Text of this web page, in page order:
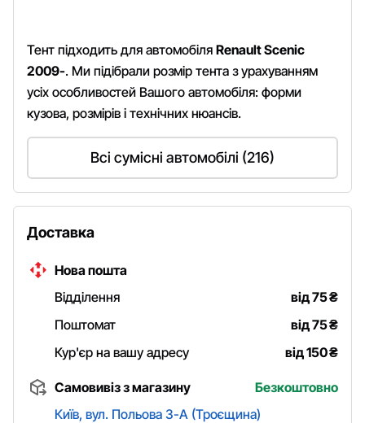
Тент підходить для автомобіля Renault Scenic
2009-. Ми підібрали розмір тента з урахуванням
усіх особливостей Вашого автомобіля: форми
кузова, розмірів і технічних нюансів.
Всі сумісні автомобілі (216)
Доставка
Нова пошта
Відділення
від 75₴
Поштомат
від 75₴
Кур'єр на вашу адресу
від 150₴
Самовивіз з магазину
Безкоштовно
Київ, вул. Польова 3-А (Троєщина)